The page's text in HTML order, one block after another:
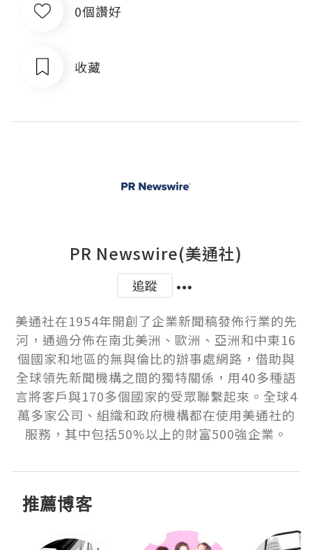
0個讚好
收藏
PR Newswire(美通社)
追蹤
美通社在1954年開創了企業新聞稿發佈行業的先
河，通過分佈在南北美洲、歐洲、亞洲和中東16
個國家和地區的無與倫比的辦事處網路，借助與
全球領先新聞機構之間的獨特關係，用40多種語
言將客戶與170多個國家的受眾聯繫起來。全球4
萬多家公司、組織和政府機構都在使用美通社的
服務，其中包括50%以上的財富500強企業。
推薦博客